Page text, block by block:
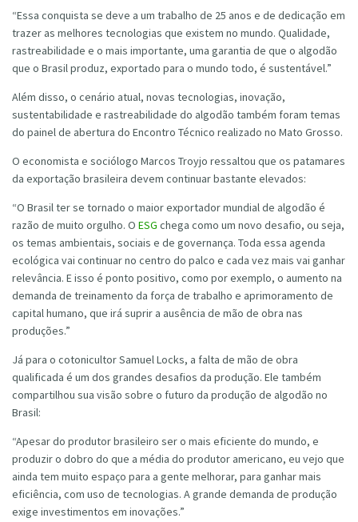
“Essa conquista se deve a um trabalho de 25 anos e de dedicação em
trazer as melhores tecnologias que existem no mundo. Qualidade,
rastreabilidade e o mais importante, uma garantia de que o algodão
que o Brasil produz, exportado para o mundo todo, é sustentável.”
Além disso, o cenário atual, novas tecnologias, inovação,
sustentabilidade e rastreabilidade do algodão também foram temas
do painel de abertura do Encontro Técnico realizado no Mato Grosso.
O economista e sociólogo Marcos Troyjo ressaltou que os patamares
da exportação brasileira devem continuar bastante elevados:
“O Brasil ter se tornado o maior exportador mundial de algodão é
razão de muito orgulho. O ESG chega como um novo desafio, ou seja,
os temas ambientais, sociais e de governança. Toda essa agenda
ecológica vai continuar no centro do palco e cada vez mais vai ganhar
relevância. E isso é ponto positivo, como por exemplo, o aumento na
demanda de treinamento da força de trabalho e aprimoramento de
capital humano, que irá suprir a ausência de mão de obra nas
produções.”
Já para o cotonicultor Samuel Locks, a falta de mão de obra
qualificada é um dos grandes desafios da produção. Ele também
compartilhou sua visão sobre o futuro da produção de algodão no
Brasil:
“Apesar do produtor brasileiro ser o mais eficiente do mundo, e
produzir o dobro do que a média do produtor americano, eu vejo que
ainda tem muito espaço para a gente melhorar, para ganhar mais
eficiência, com uso de tecnologias. A grande demanda de produção
exige investimentos em inovações.”